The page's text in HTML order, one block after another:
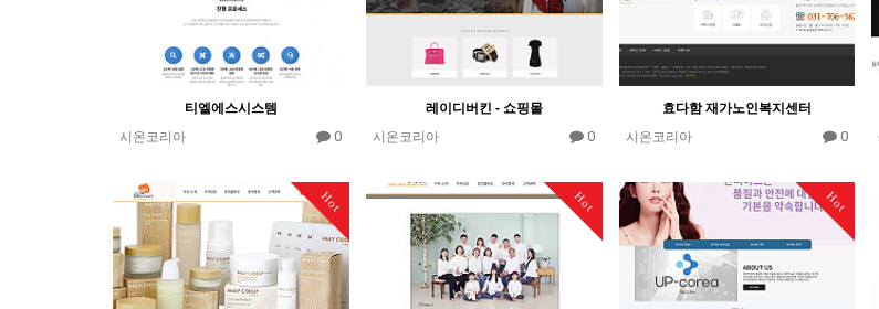
티엘에스시스템
시온코리아
0
레이디버킨 - 쇼핑몰
시온코리아
0
효다함 재가노인복지센터
시온코리아
0
Hot Hot Hot